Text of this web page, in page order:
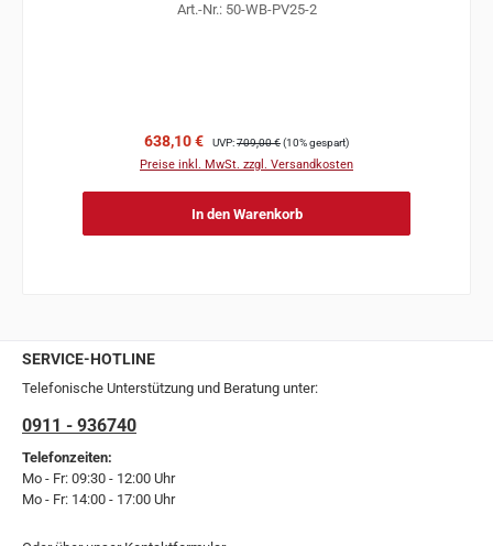
Art.-Nr.: 50-WB-PV25-2
Verkaufspreis:
638,10 € Regulärer Preis:
UVP:709,00 €(10% gespart)
Preise inkl. MwSt. zzgl. Versandkosten
In den Warenkorb
SERVICE-HOTLINE
Telefonische Unterstützung und Beratung unter:
0911 - 936740
Telefonzeiten:
Mo - Fr: 09:30 - 12:00 Uhr
Mo - Fr: 14:00 - 17:00 Uhr